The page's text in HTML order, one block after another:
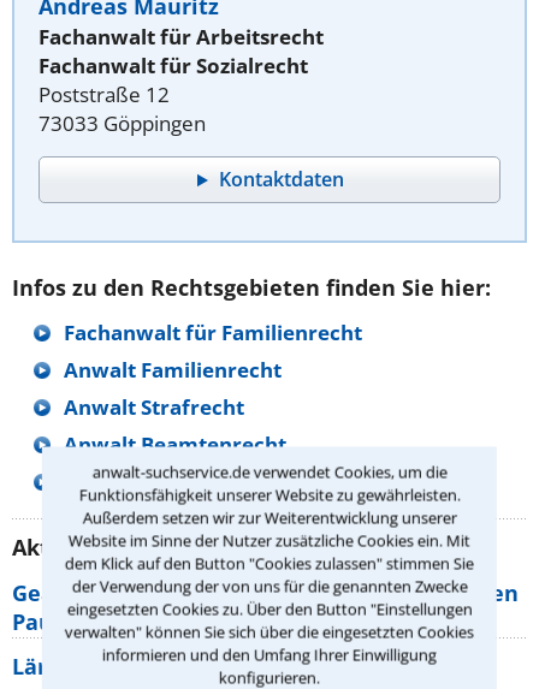
anwalt-suchservice.de verwendet Cookies, um die
Funktionsfähigkeit unserer Website zu gewährleisten.
Außerdem setzen wir zur Weiterentwicklung unserer
Website im Sinne der Nutzer zusätzliche Cookies ein. Mit
dem Klick auf den Button "Cookies zulassen" stimmen Sie
der Verwendung der von uns für die genannten Zwecke
eingesetzten Cookies zu. Über den Button "Einstellungen
verwalten" können Sie sich über die eingesetzten Cookies
informieren und den Umfang Ihrer Einwilligung
konfigurieren.
Andreas Mauritz
Fachanwalt für Arbeitsrecht
Fachanwalt für Sozialrecht
Poststraße 12
73033 Göppingen
Kontaktdaten
Infos zu den Rechtsgebieten finden Sie hier:
Fachanwalt für Familienrecht
Anwalt Familienrecht
Anwalt Strafrecht
Anwalt Beamtenrecht
Anwalt Verwaltungsrecht
Aktuelle Rechtstipps unserer Redaktion
Geänderte Abflugzeiten: Welche Rechte haben
Pauschalurlauber?
Lärm von den Nachbarn: Welche Rechte